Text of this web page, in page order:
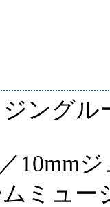
ングル
10mm
ミュー